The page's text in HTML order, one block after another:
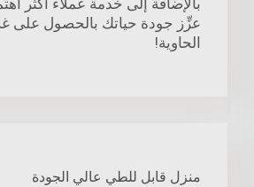
بالإضافة إلى خدمة عملاء أكثر
عزِّز جودة حياتك بالحصول على
الحاوية!
منزل قابل للطي عالي الجودة